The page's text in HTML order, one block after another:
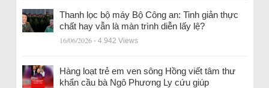
Thanh lọc bộ máy Bộ Công an: Tinh giản thực
chất hay vẫn là màn trình diễn lấy lệ?
16/06/2026 - 4.942 Views
Hàng loạt trẻ em ven sông Hồng viết tâm thư
khẩn cầu bà Ngô Phương Ly cứu giúp